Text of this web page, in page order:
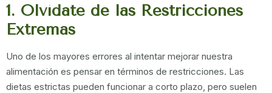
1. Olvídate de las Restricciones
Extremas
Uno de los mayores errores al intentar mejorar nuestra
alimentación es pensar en términos de restricciones. Las
dietas estrictas pueden funcionar a corto plazo, pero suelen